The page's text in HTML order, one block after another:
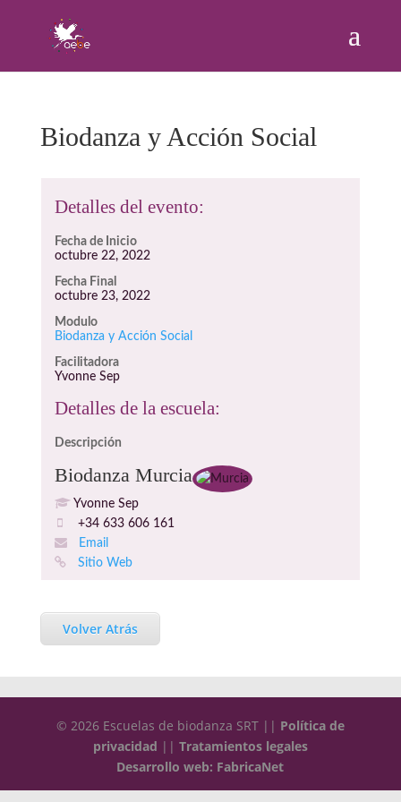
Biodanza y Acción Social
Detalles del evento:
Fecha de Inicio
octubre 22, 2022
Fecha Final
octubre 23, 2022
Modulo
Biodanza y Acción Social
Facilitadora
Yvonne Sep
Detalles de la escuela:
Descripción
Biodanza Murcia
Yvonne Sep
+34 633 606 161
Email
Sitio Web
Volver Atrás
© 2026 Escuelas de biodanza SRT || Política de
privacidad || Tratamientos legales
Desarrollo web: FabricaNet